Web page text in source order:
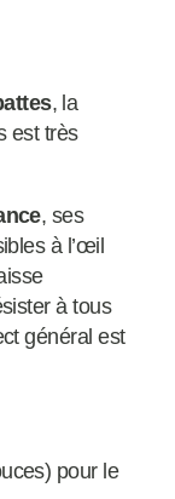
, la
est très
, ses
à l’œil
à tous
général est
pour le